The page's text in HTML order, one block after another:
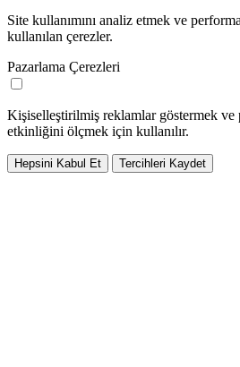
Site kullanımını analiz etmek ve
kullanılan çerezler.
Pazarlama Çerezleri
Kişiselleştirilmiş reklamlar göstermek ve
etkinliğini ölçmek için kullanılır.
Hepsini Kabul Et Tercihleri Kaydet